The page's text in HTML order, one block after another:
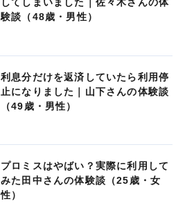
験談（48歳・男性）
利息分だけを返済していたら利用停
止になりました｜山下さんの体験談
（49歳・男性）
プロミスはやばい？実際に利用して
みた田中さんの体験談（25歳・女
性）